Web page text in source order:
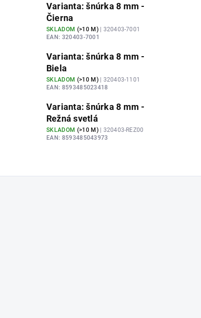
Varianta: šnúrka 8 mm -
Čierna
SKLADOM (>10 M)| 320403-7001
EAN: 320403-7001
Varianta: šnúrka 8 mm -
Biela
SKLADOM (>10 M)| 320403-1101
EAN: 8593485023418
Varianta: šnúrka 8 mm -
Režná svetlá
SKLADOM (>10 M)| 320403-REZ00
EAN: 8593485043973